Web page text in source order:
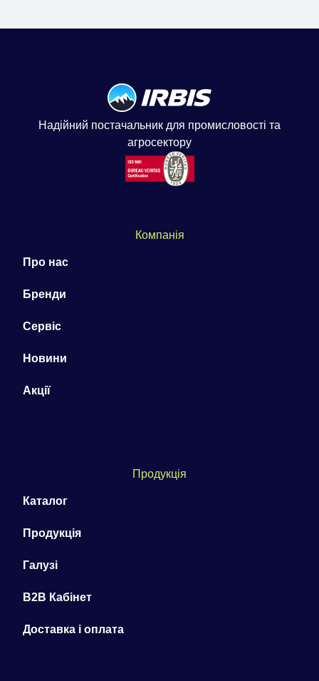
Надійний постачальник для промисловості та
агросектору
Компанія
Про нас
Бренди
Сервіс
Новини
Акції
Продукція
Каталог
Продукція
Галузі
B2B Кабінет
Доставка і оплата